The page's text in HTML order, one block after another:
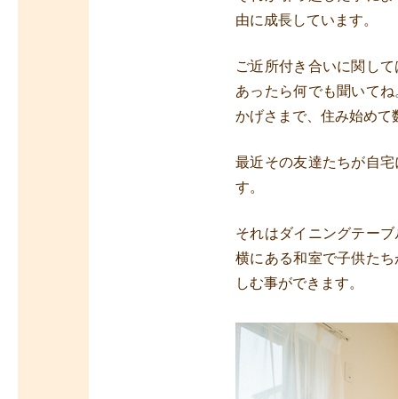
由に成長しています。
ご近所付き合いに関し
あったら何でも聞いて
かげさまで、住み始めて
最近その友達たちが自
す。
それはダイニングテー
横にある和室で子供た
しむ事ができます。